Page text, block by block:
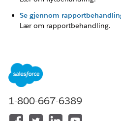
Se gjennom
Lær om rapportbehandling.
Se gjennom e-postsikkerhet
Lær om e-postsikkerhet.
Lær om konfigurering av
1-800-667-6389